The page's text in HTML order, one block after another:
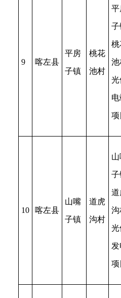
9 喀左县
平房
子镇
桃花
池村
平
子
桃
池
光
项
10 喀左县
山嘴
子镇
道虎
沟村
子
道
沟
光
项